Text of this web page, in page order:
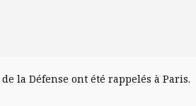
la Défense ont été rappelés à Paris.